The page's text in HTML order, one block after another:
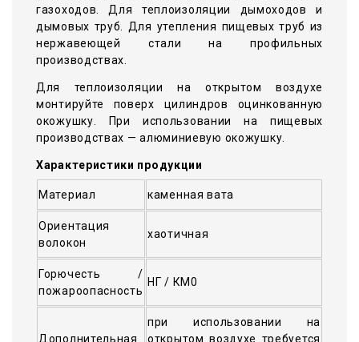
газоходов. Для теплоизоляции дымоходов и
дымовых труб. Для утепления пищевых труб из
нержавеющей стали на профильных
производствах.
Для теплоизоляции на открытом воздухе
монтируйте поверх цилиндров оцинкованную
окожушку. При использовании на пищевых
производствах — алюминиевую окожушку.
Характеристики продукции
Материал каменная вата
Ориентация
волокон
хаотичная
Горючесть /
пожароопасность
НГ / КМ0
Дополнительная
при использовании на
открытом воздухе требуется